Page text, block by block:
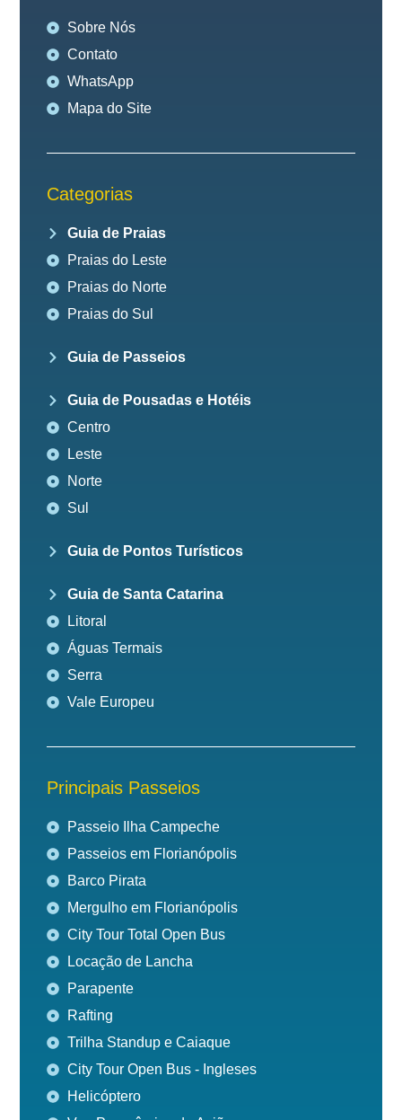
Sobre Nós
Contato
WhatsApp
Mapa do Site
Categorias
Guia de Praias
Praias do Leste
Praias do Norte
Praias do Sul
Guia de Passeios
Guia de Pousadas e Hotéis
Centro
Leste
Norte
Sul
Guia de Pontos Turísticos
Guia de Santa Catarina
Litoral
Águas Termais
Serra
Vale Europeu
Principais Passeios
Passeio Ilha Campeche
Passeios em Florianópolis
Barco Pirata
Mergulho em Florianópolis
City Tour Total Open Bus
Locação de Lancha
Parapente
Rafting
Trilha Standup e Caiaque
City Tour Open Bus - Ingleses
Helicóptero